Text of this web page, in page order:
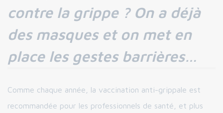
contre la grippe ? On a déjà
des masques et on met en
place les gestes barrières…
Comme chaque année, la vaccination anti-grippale est
recommandée pour les professionnels de santé, et plus